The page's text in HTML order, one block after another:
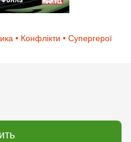
• Конфлікти • Супергерої